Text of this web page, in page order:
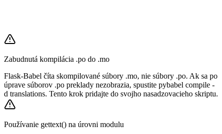
Zabudnutá kompilácia .po do .mo
Flask-Babel číta skompilované súbory .mo, nie súbory .po. Ak sa po
úprave súborov .po preklady nezobrazia, spustite pybabel compile -
d translations. Tento krok pridajte do svojho nasadzovacieho skriptu.
Používanie gettext() na úrovni modulu